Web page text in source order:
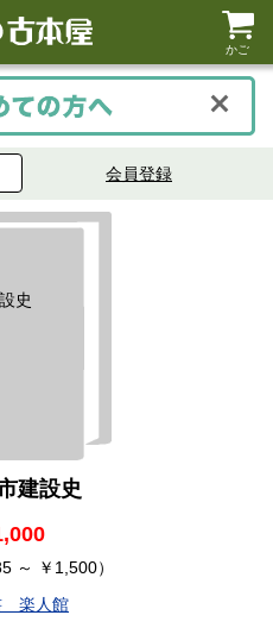
かご
会員登録
史
建設史
～ ￥1,500）
楽人館